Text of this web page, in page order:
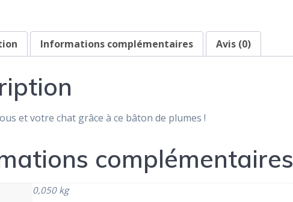
Informations complémentaires Avis (0)
et votre chat grâce à ce bâton de plumes !
complémentaires
0,050 kg